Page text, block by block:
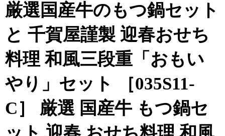
厳選国産牛のもつ鍋セット
と 千賀屋謹製 迎春おせち
料理 和風三段重「おもい
やり」セット ［035S11-
C］ 厳選 国産牛 もつ鍋セ